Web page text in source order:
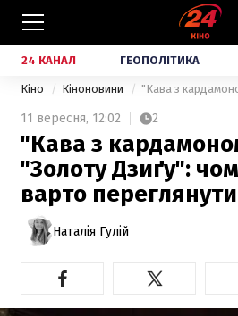
24 КАНАЛ ГЕОПОЛІТИКА
Кіно Кіноновини
11 вересня, 12:02 2
"Кава з
"Золоту Дзиґу":
варто переглянути
Наталія Гулій